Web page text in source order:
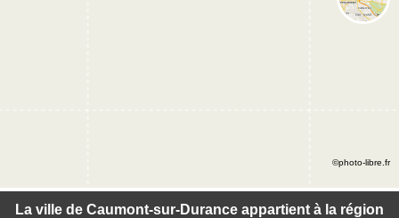
La ville de Caumont-sur-Durance appartient à la région
©photo-libre.fr